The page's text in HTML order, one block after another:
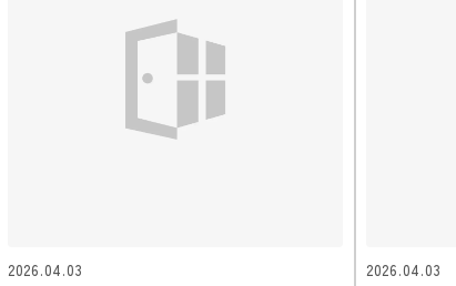
2026.04.03 2026.04.03